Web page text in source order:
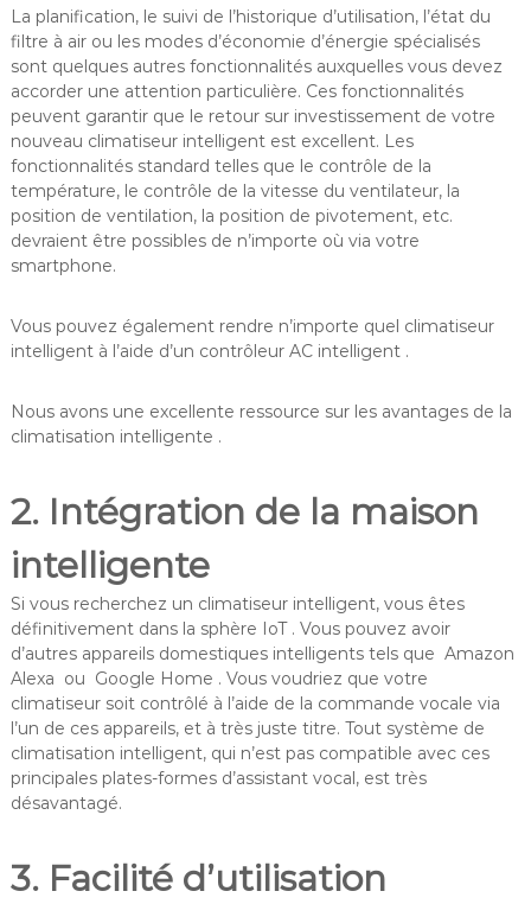
La planification, le suivi de l’historique d’utilisation, l’état du
filtre à air ou les modes d’économie d’énergie spécialisés
sont quelques autres fonctionnalités auxquelles vous devez
accorder une attention particulière. Ces fonctionnalités
peuvent garantir que le retour sur investissement de votre
nouveau climatiseur intelligent est excellent. Les
fonctionnalités standard telles que le contrôle de la
température, le contrôle de la vitesse du ventilateur, la
position de ventilation, la position de pivotement, etc.
devraient être possibles de n’importe où via votre
smartphone.
Vous pouvez également rendre n’importe quel climatiseur
intelligent à l’aide d’un contrôleur AC intelligent .
Nous avons une excellente ressource sur les avantages de la
climatisation intelligente .
2. Intégration de la maison
intelligente
Si vous recherchez un climatiseur intelligent, vous êtes
définitivement dans la sphère IoT . Vous pouvez avoir
d’autres appareils domestiques intelligents tels que Amazon
Alexa ou Google Home . Vous voudriez que votre
climatiseur soit contrôlé à l’aide de la commande vocale via
l’un de ces appareils, et à très juste titre. Tout système de
climatisation intelligent, qui n’est pas compatible avec ces
principales plates-formes d’assistant vocal, est très
désavantagé.
3. Facilité d’utilisation